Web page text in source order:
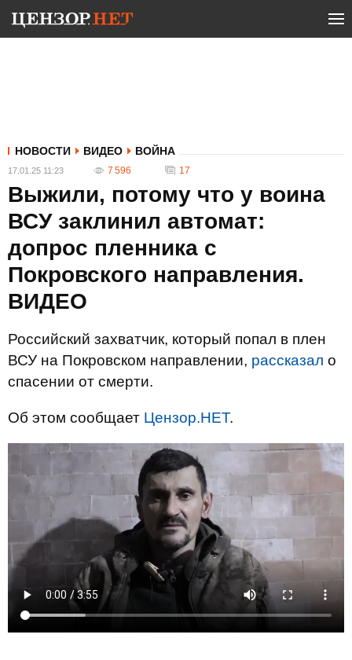
НОВОСТИ ВИДЕО ВОЙНА
17.01.25 11:23 7 596 17
Выжили, потому что у воина
ВСУ заклинил автомат:
допрос пленника с
Покровского направления.
ВИДЕО
Российский захватчик, который попал в плен
ВСУ на Покровском направлении, рассказал о
спасении от смерти.
Об этом сообщает Цензор.НЕТ.